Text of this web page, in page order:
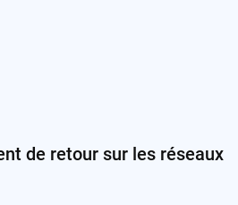
de retour sur les réseaux